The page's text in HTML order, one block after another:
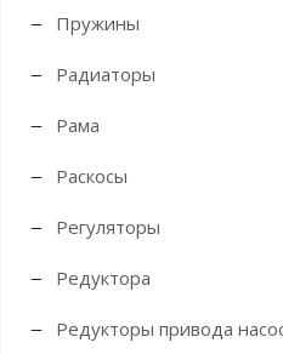
Пружины
Радиаторы
Рама
Раскосы
Регуляторы
Редуктора
Редукторы привода